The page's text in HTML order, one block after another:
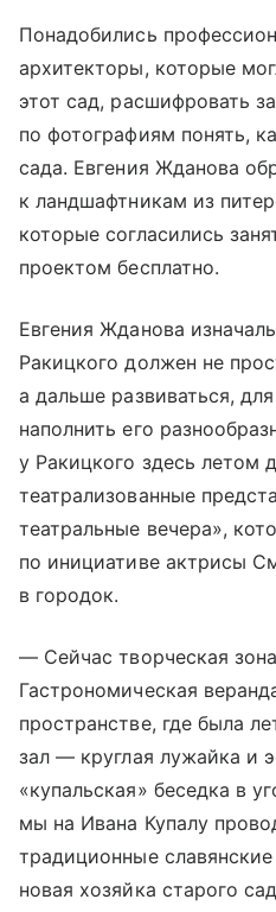
Понадобились
архитекторы, которые
этот сад, расшифровать
по фотографиям понять,
сада. Евгения Жданова
к ландшафтникам из
которые согласились
проектом бесплатно.
Евгения Жданова
Ракицкого должен не
а дальше развиваться,
наполнить его
у Ракицкого здесь летом
театрализованные
театральные вечера»,
по инициативе актрисы
в городок.
— Сейчас творческая
Гастрономическая
пространстве, где была
зал — круглая лужайка и
«купальская» беседка в
мы на Ивана Купалу
традиционные
новая хозяйка старого